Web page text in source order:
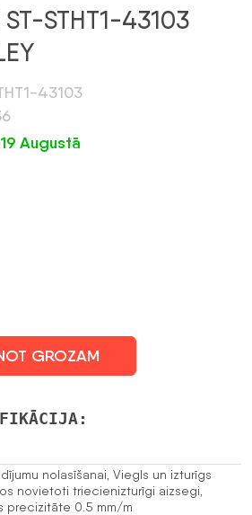
STHT1-43103
43103
Augustā
GROZAM
nolasīšanai, Viegls un izturīgs
novietoti triecienizturīgi aizsegi,
precizitāte 0.5 mm/m